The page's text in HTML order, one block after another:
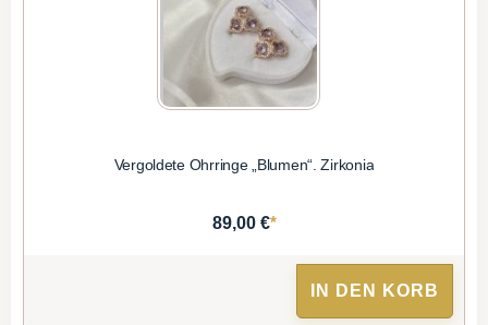
Vergoldete Ohrringe „Blumen“. Zirkonia
89,00 €*
IN DEN KORB